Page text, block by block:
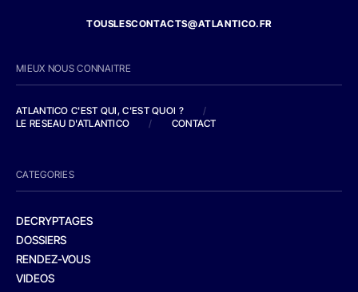
TOUSLESCONTACTS@ATLANTICO.FR
MIEUX NOUS CONNAITRE
ATLANTICO C'EST QUI, C'EST QUOI ?
/
LE RESEAU D'ATLANTICO
/ CONTACT
CATEGORIES
DECRYPTAGES
DOSSIERS
RENDEZ-VOUS
VIDEOS